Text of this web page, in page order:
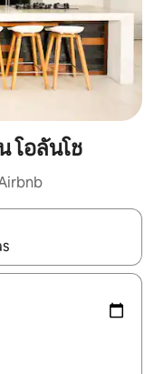
โอลันโช
พื่อสำรวจผลการค้นหา